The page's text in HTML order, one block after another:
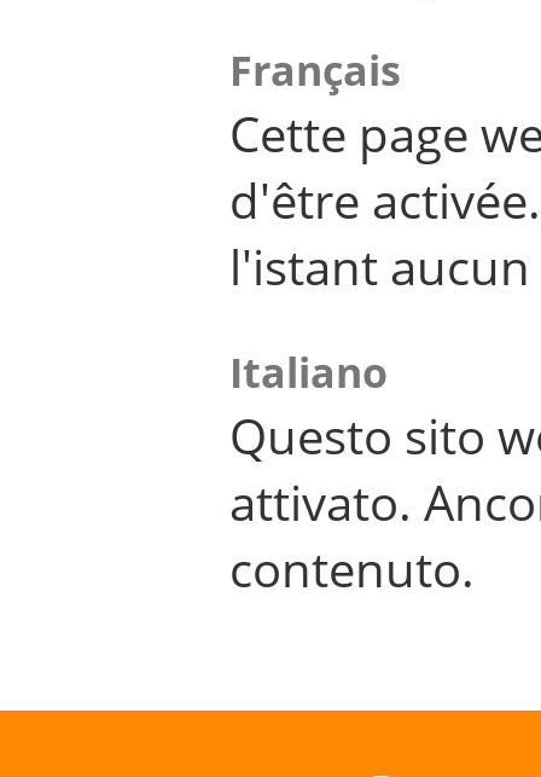
Français
Cette page
d'être
l'istant
Italiano
Questo sito
attivato.
contenuto.